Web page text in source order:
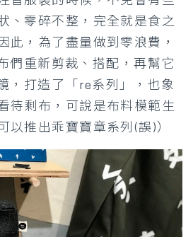
、零碎不整，完全就是食之
此，為了盡量做到零浪費，
們重新剪裁、搭配，再幫它
，打造了「re系列」，也象
待剩布，可說是布料模範生
以推出乖寶寶章系列(誤)）